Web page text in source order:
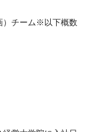
）チーム※以下概数